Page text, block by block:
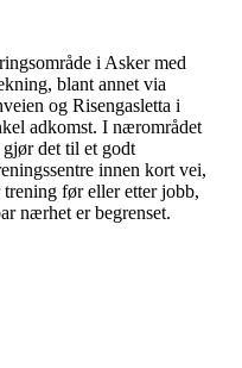
i Asker med
blant annet via
og Risengasletta i
adkomst. I nærområdet
gjør det til et godt
innen kort vei,
før eller etter jobb,
nærhet er begrenset.